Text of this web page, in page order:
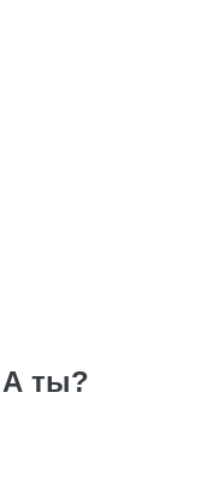
ты?